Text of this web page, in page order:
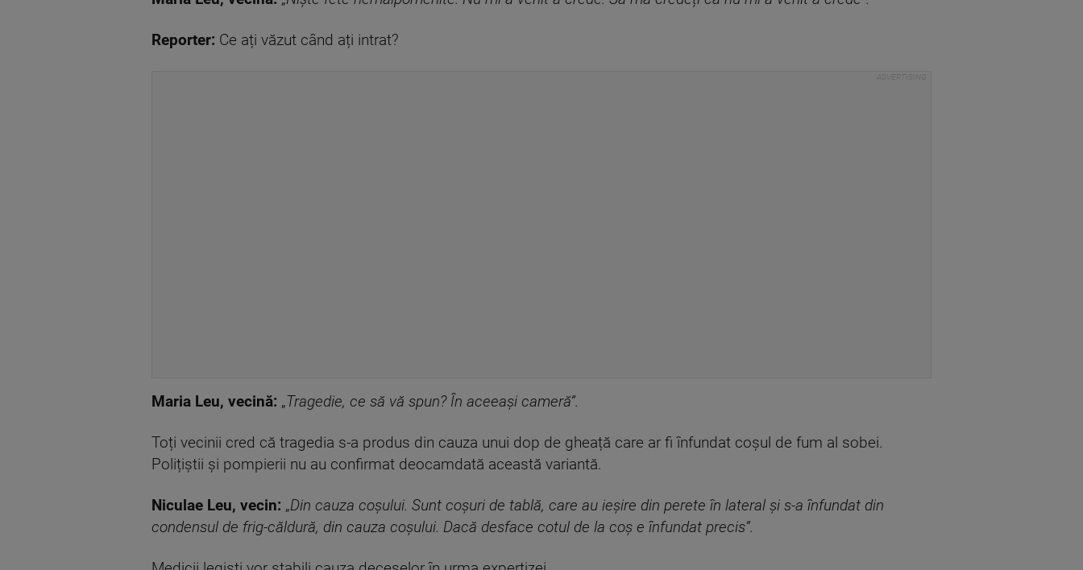
Reporter: Ce ați văzut când ați intrat?
Maria Leu, vecină: „Tragedie, ce să vă spun? În aceeași cameră”.
Toți vecinii cred că tragedia s-a produs din cauza unui dop de gheață care ar fi înfundat coșul de fum al sobei.
Polițiștii și pompierii nu au confirmat deocamdată această variantă.
Niculae Leu, vecin: „Din cauza coșului. Sunt coșuri de tablă, care au ieșire din perete în lateral și s-a înfundat din
condensul de frig-căldură, din cauza coșului. Dacă desface cotul de la coș e înfundat precis”.